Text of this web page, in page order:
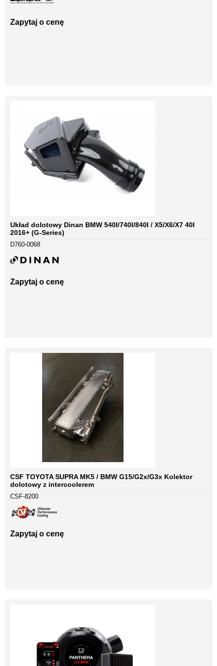
Zapytaj o cenę
Układ dolotowy Dinan BMW 540I/740I/840I / X5/X6/X7 40I
2016+ (G-Series)
D760-0068
Zapytaj o cenę
CSF TOYOTA SUPRA MK5 / BMW G15/G2x/G3x Kolektor
dolotowy z intercoolerem
CSF-8200
Zapytaj o cenę